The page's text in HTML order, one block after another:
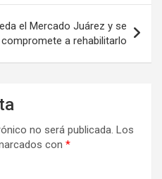
el Mercado Juárez y se
compromete a rehabilitarlo
no será publicada. Los
con *